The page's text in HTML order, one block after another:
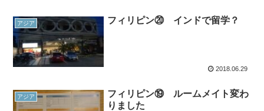
アジア フィリピン⑳ インドで留学？
2018.06.29
アジア
フィリピン⑲ ルームメイト変わ
りました